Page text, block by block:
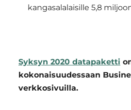
kangasalalaisille 5,8
Syksyn 2020 datapaketti
kokonaisuudessaan
verkkosivuilla.